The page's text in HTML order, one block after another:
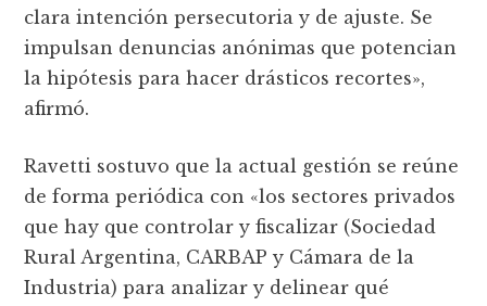
clara intención persecutoria y de ajuste. Se
impulsan denuncias anónimas que potencian
la hipótesis para hacer drásticos recortes»,
afirmó.
Ravetti sostuvo que la actual gestión se reúne
de forma periódica con «los sectores privados
que hay que controlar y fiscalizar (Sociedad
Rural Argentina, CARBAP y Cámara de la
Industria) para analizar y delinear qué